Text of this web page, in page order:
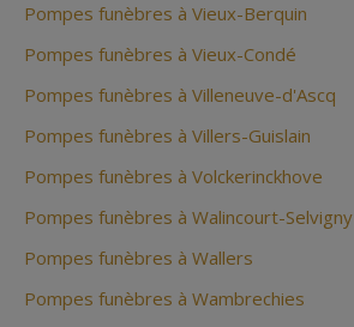
Pompes funèbres à Vieux-Berquin
Pompes funèbres à Vieux-Condé
Pompes funèbres à Villeneuve-d'Ascq
Pompes funèbres à Villers-Guislain
Pompes funèbres à Volckerinckhove
Pompes funèbres à Walincourt-Selvigny
Pompes funèbres à Wallers
Pompes funèbres à Wambrechies